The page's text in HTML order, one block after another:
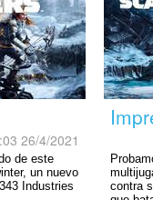
26/4/2021
de este
un nuevo
Industries
contra